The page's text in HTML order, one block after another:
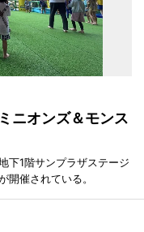
ニオンズ＆モンス
下1階サンプラザステージ
催されている。